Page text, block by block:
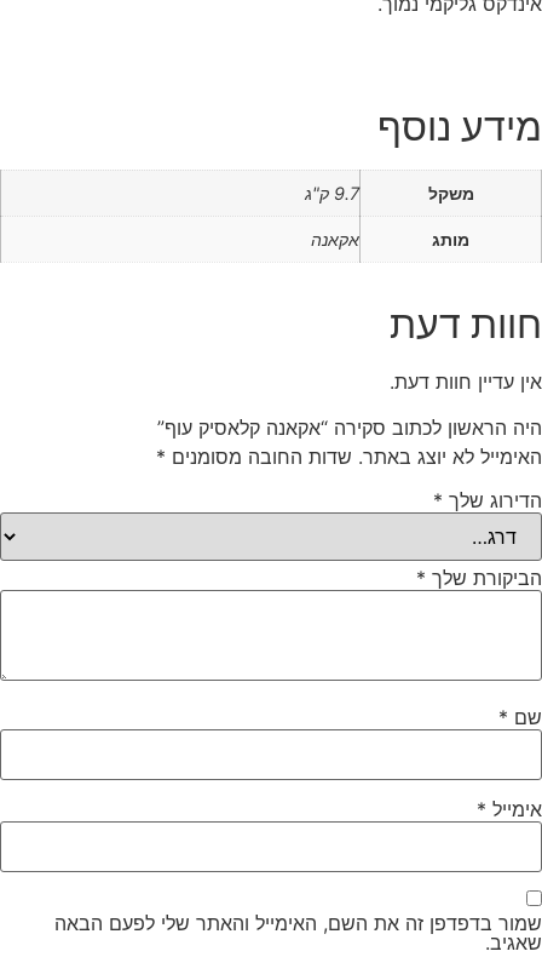
מידע נוסף
משקל 9.7 ק"ג
מותג אקאנה
חוות דעת
אין עדיין חוות דעת.
היה הראשון לכתוב סקירה “אקאנה קלאסיק עוף”
האימייל לא יוצג באתר. שדות החובה מסומנים *
הדירוג שלך *
הביקורת שלך *
שם *
אימייל *
שמור בדפדפן זה את השם, האימייל והאתר שלי לפעם הבאה
שאגיב.